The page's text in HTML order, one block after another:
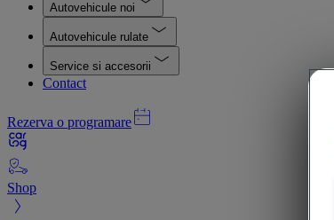
Autovehicule noi
Autovehicule rulate
Service si accesorii
Contact
Rezerva o programare
Shop